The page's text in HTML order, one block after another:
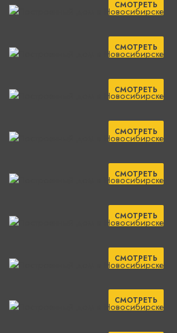
СМОТРЕТЬ
СМОТРЕТЬ
СМОТРЕТЬ
СМОТРЕТЬ
СМОТРЕТЬ
СМОТРЕТЬ
СМОТРЕТЬ
СМОТРЕТЬ